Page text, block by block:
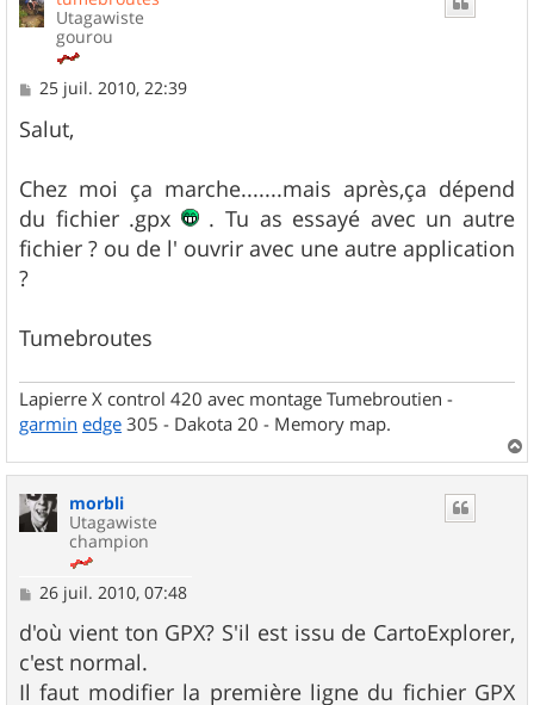
Utagawiste
gourou
M
s
s
g
e
25 juil. 2010, 22:39
Salut,
Chez moi ça marche.......mais après,ça dépend
du fichier .gpx
. Tu as essayé avec un autre
fichier ? ou de l' ouvrir avec une autre application
?
Tumebroutes
Lapierre X control 420 avec montage Tumebroutien -
garmin edge 305 - Dakota 20 - Memory map.
a
morbli
Utagawiste
champion
M
s
s
a
g
26 juil. 2010, 07:48
d'où vient ton GPX? S'il est issu de CartoExplorer,
c'est normal.
Il faut modifier la première ligne du fichier GPX